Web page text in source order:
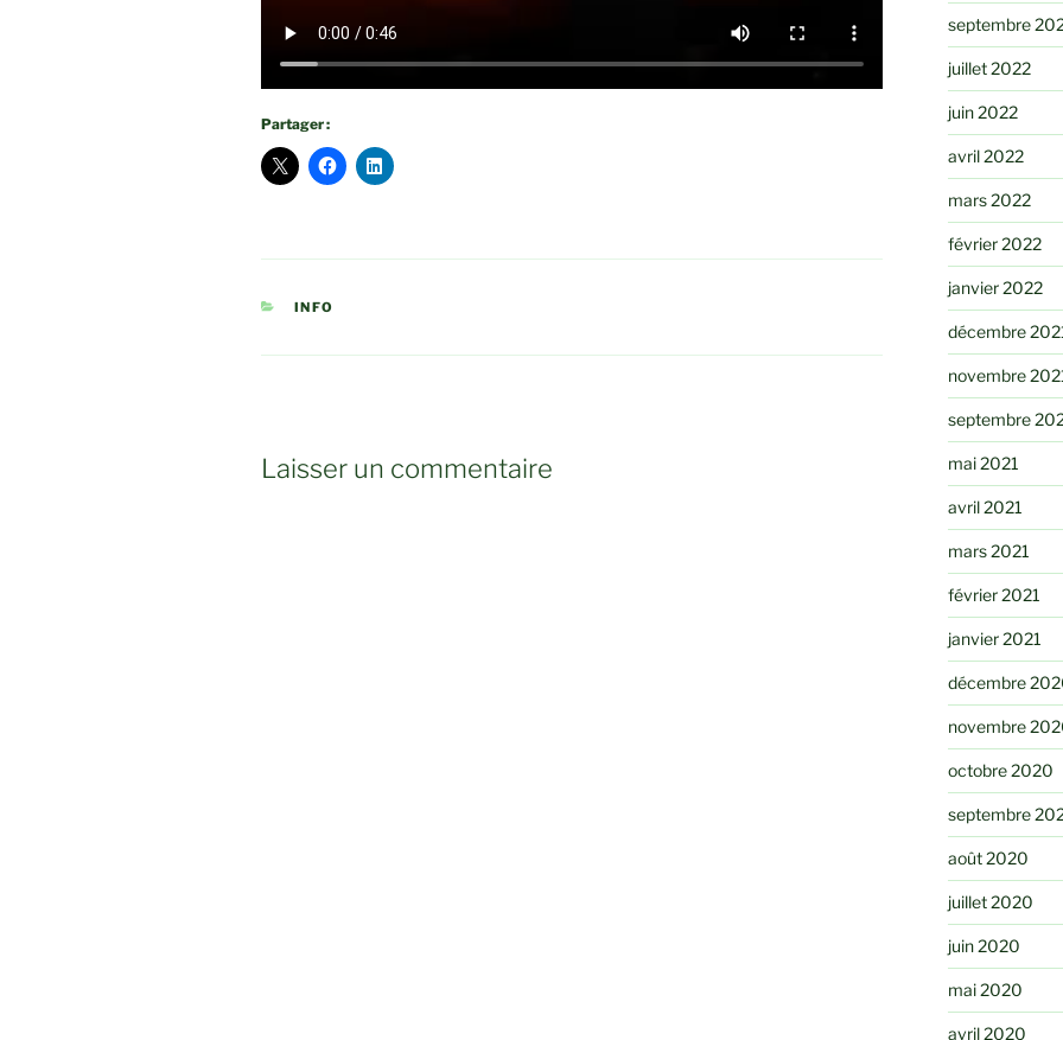
Partager :
CATÉGORIES
INFO
Laisser un commentaire
septembre
juillet 2022
juin 2022
avril 2022
mars 2022
février 2022
janvier 2022
décembre
novembre
septembre
mai 2021
avril 2021
mars 2021
février 2021
janvier 2021
décembre
novembre
octobre 2020
septembre
août 2020
juillet 2020
juin 2020
mai 2020
avril 2020